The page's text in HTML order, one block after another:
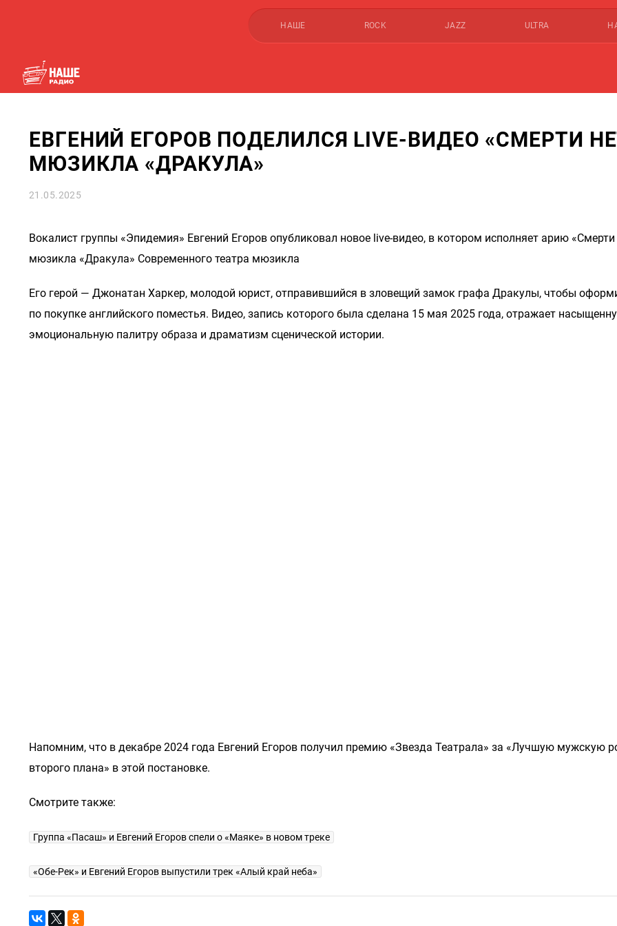
НАШЕ ROCK JAZZ ULTRA
ЕВГЕНИЙ ЕГОРОВ ПОДЕЛИЛСЯ LIVE-ВИДЕО «СМЕРТИ
МЮЗИКЛА «ДРАКУЛА»
21.05.2025
Вокалист группы «Эпидемия» Евгений Егоров опубликовал новое live-видео, в котором исполняет арию «Смерти
мюзикла «Дракула» Современного театра мюзикла
Его герой — Джонатан Харкер, молодой юрист, отправившийся в зловещий замок графа Дракулы, чтобы
по покупке английского поместья. Видео, запись которого была сделана 15 мая 2025 года, отражает
эмоциональную палитру образа и драматизм сценической истории.
Напомним, что в декабре 2024 года Евгений Егоров получил премию «Звезда Театрала» за «Лучшую мужскую
второго плана» в этой постановке.
Смотрите также:
Группа «Пасаш» и Евгений Егоров спели о «Маяке» в новом треке
«Обе-Рек» и Евгений Егоров выпустили трек «Алый край неба»